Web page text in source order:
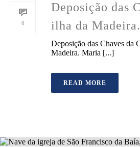
0
Deposição das
ilha da Madeira.
Deposição das Chaves da
Madeira. Maria [...]
READ MORE